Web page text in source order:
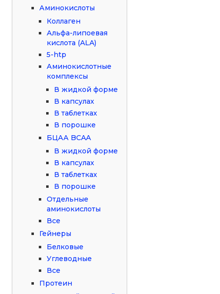
Аминокислоты
Коллаген
Альфа-липоевая
кислота (ALA)
5-htp
Аминокислотные
комплексы
В жидкой форме
В капсулах
В таблетках
В порошке
БЦАА BCAA
В жидкой форме
В капсулах
В таблетках
В порошке
Отдельные
аминокислоты
Все
Гейнеры
Белковые
Углеводные
Все
Протеин